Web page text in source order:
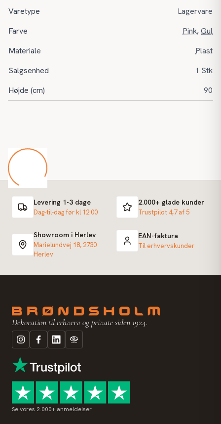
Varetype
Lagervare
Farve
Pink,Gul
Materiale
Plast
Salgsenhed
1 Stk
Højde (cm)
90
Levering 1-3 dage
Dag-til-dag før kl 12:00
2.000+ glade kunder
Trustpilot 4,7 af 5
Showroom i Herlev
Marielundvej 18, 2730
Herlev
EAN-faktura
Til erhvervskunder
Dekoration til erhverv og private siden 1924.
Se vores 2.000+ anmeldelser